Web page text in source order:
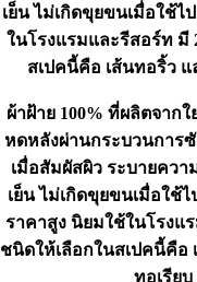
เย็น ไม่เกิดขุยขนเมื่อใช้ไ
ในโรงแรมและรีสอร์ท มี
สเปคนี้คือ เส้นทอริ้ว แ
ผ้าฝ้าย 100% ที่ผลิตจาก
หดหลังผ่านกระบวนการ
เมื่อสัมผัสผิว ระบายควา
เย็น ไม่เกิดขุยขนเมื่อใช้
ราคาสูง นิยมใช้ในโรงแ
ชนิดให้เลือกในสเปคนี้คือ
ทอเรียบ